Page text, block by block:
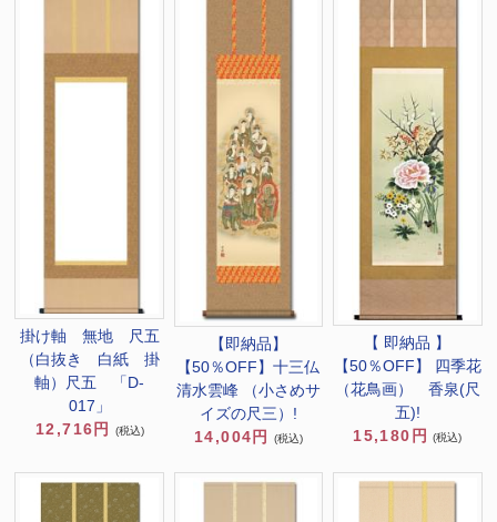
掛け軸 無地 尺五
（白抜き 白紙 掛
軸）尺五 「D-
017」
12,716円
(税込)
【即納品】
【50％OFF】十三仏
清水雲峰 （小さめサ
イズの尺三）!
14,004円
(税込)
【 即納品 】
【50％OFF】 四季花
（花鳥画） 香泉(尺
五)!
15,180円
(税込)